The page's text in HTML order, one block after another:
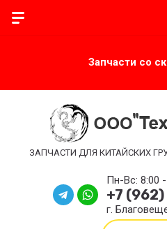
Запчасти со
ЗАПЧАСТИ ДЛЯ КИТАЙСКИХ
Пн-Вс: 8:00
+7
г.